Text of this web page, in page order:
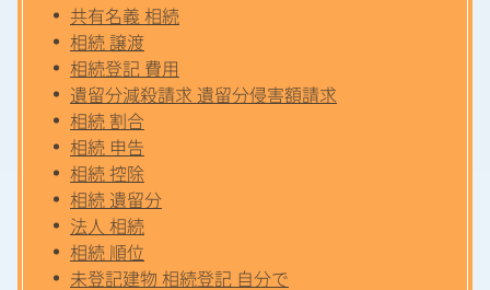
共有名義 相続
相続 譲渡
相続登記 費用
遺留分減殺請求 遺留分侵害額請求
相続 割合
相続 申告
相続 控除
相続 遺留分
法人 相続
相続 順位
未登記建物 相続登記 自分で